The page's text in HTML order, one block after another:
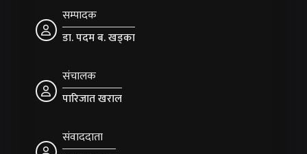
सम्पादक
डा. पदम ब. खड्का
संचालक
पारिजात खराल
संवाददाता